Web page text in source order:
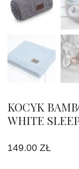
KOCYK
WHITE
149.00 ZŁ